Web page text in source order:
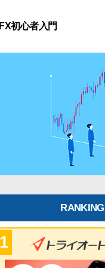
FX初心者入門
RANKING